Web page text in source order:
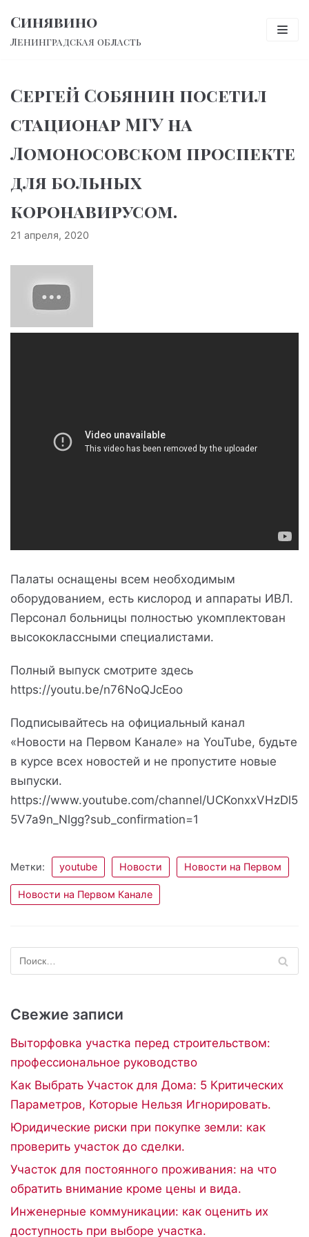
Перейти
к
Синявино
Ленинградская область
Сергей Собянин посетил
стационар МГУ на
Ломоносовском проспекте
для больных
коронавирусом.
21 апреля, 2020
Палаты оснащены всем необходимым
оборудованием, есть кислород и аппараты ИВЛ.
Персонал больницы полностью укомплектован
высококлассными специалистами.
Полный выпуск смотрите здесь
https://youtu.be/n76NoQJcEoo
Подписывайтесь на официальный канал
«Новости на Первом Канале» на YouTube, будьте
в курсе всех новостей и не пропустите новые
выпуски.
https://www.youtube.com/channel/UCKonxxVHzDl5
5V7a9n_Nlgg?sub_confirmation=1
Метки: youtube Новости Новости на Первом
Новости на Первом Канале
Свежие записи
Выторфовка участка перед строительством:
профессиональное руководство
Как Выбрать Участок для Дома: 5 Критических
Параметров, Которые Нельзя Игнорировать.
Юридические риски при покупке земли: как
проверить участок до сделки.
Участок для постоянного проживания: на что
обратить внимание кроме цены и вида.
Инженерные коммуникации: как оценить их
доступность при выборе участка.